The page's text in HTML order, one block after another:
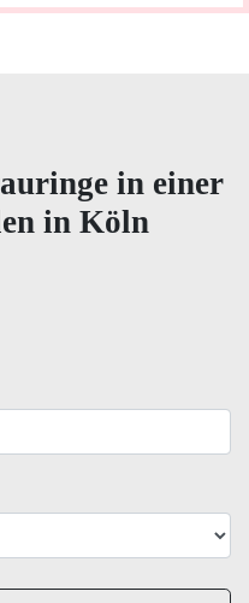
in einer
in Köln